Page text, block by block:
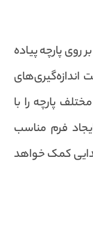
پارچه پیاده
اندازه‌گیری‌های
پارچه را با
فرم مناسب
کمک خواهد